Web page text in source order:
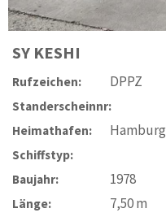
SY KESHI
Rufzeichen: DPPZ
Standerscheinnr:
Heimathafen:
Hamburg
Schiffstyp:
Baujahr:
1978
Länge: 7,50m